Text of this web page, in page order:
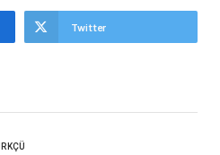
Twitter